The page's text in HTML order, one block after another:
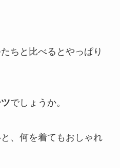
ちと比べるとやっぱり
でしょうか。
、何を着てもおしゃれ